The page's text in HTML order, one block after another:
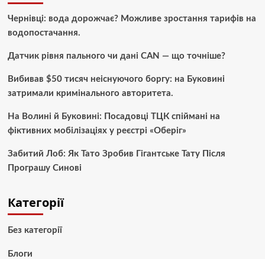
Чернівці: вода дорожчає? Можливе зростання тарифів на
водопостачання.
Датчик рівня пального чи дані CAN — що точніше?
Вибивав $50 тисяч неіснуючого боргу: на Буковині
затримали кримінального авторитета.
На Волині й Буковині: Посадовці ТЦК спіймані на
фіктивних мобілізаціях у реєстрі «Оберіг»
Забитий Лоб: Як Тато Зробив Гігантське Тату Після
Програшу Синові
Категорії
Без категорії
Блоги